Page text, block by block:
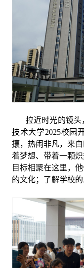
拉近时光的镜头
技术大学2025校园
攘，热闹非凡，来
着梦想、带着一颗
目标相聚在这里，
的文化；了解学校